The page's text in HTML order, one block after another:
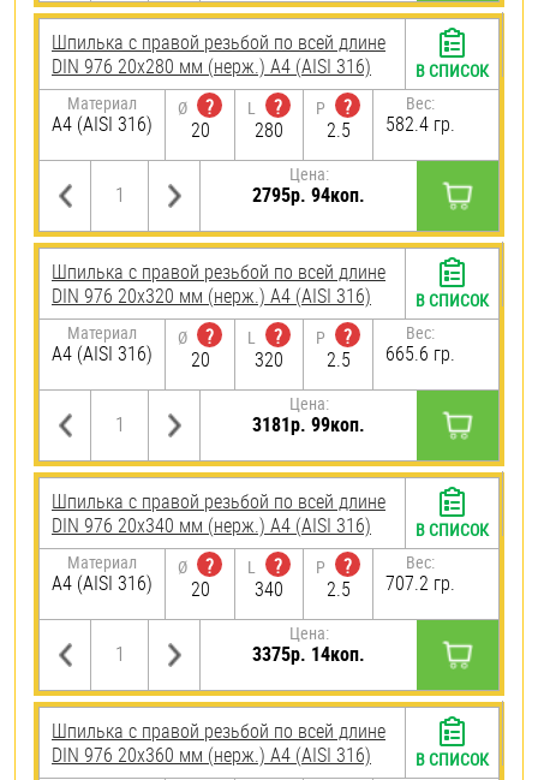
Шпилька с правой резьбой по всей длине
DIN 976 20х280 мм (нерж.) A4 (AISI 316)
Материал
A4 (AISI 316)
Ø
?
20
L
?
280
P
?
2.5
Вес:
582.4 гр.
Цена:
2795р. 94коп.
В СПИСОК
Шпилька с правой резьбой по всей длине
DIN 976 20х320 мм (нерж.) A4 (AISI 316)
Материал
A4 (AISI 316)
Ø
?
20
L
?
320
P
?
2.5
Вес:
665.6 гр.
Цена:
3181р. 99коп.
В СПИСОК
Шпилька с правой резьбой по всей длине
DIN 976 20х340 мм (нерж.) A4 (AISI 316)
Материал
A4 (AISI 316)
Ø
?
20
L
?
340
P
?
2.5
Вес:
707.2 гр.
Цена:
3375р. 14коп.
В СПИСОК
Шпилька с правой резьбой по всей длине
DIN 976 20х360 мм (нерж.) A4 (AISI 316)
В СПИСОК